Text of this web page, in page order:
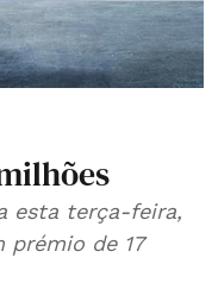
esta terça-feira,
prémio de 17